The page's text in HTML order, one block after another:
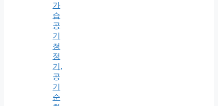
가
습
공
기
청
정
기,
공
기
순